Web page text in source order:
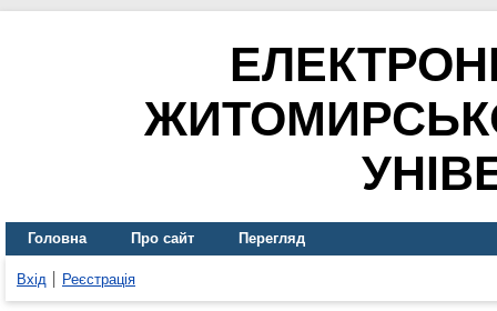
Головна Про сайт Перегляд
Вхід Реєстрація